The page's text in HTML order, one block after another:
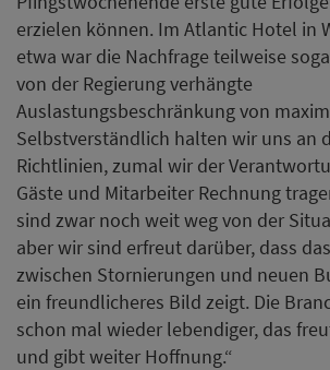
erzielen können. Im Atlantic Hotel in
etwa war die Nachfrage teilweise
von der Regierung verhängte
Auslastungsbeschränkung von
Selbstverständlich halten wir uns an
Richtlinien, zumal wir der
Gäste und Mitarbeiter Rechnung
sind zwar noch weit weg von der
aber wir sind erfreut darüber, dass
zwischen Stornierungen und neuen
ein freundlicheres Bild zeigt. Die
schon mal wieder lebendiger, das
und gibt weiter Hoffnung.“